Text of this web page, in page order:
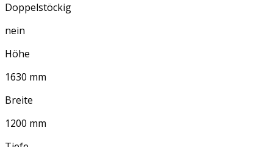
Doppelstöckig
nein
Höhe
1630 mm
Breite
1200 mm